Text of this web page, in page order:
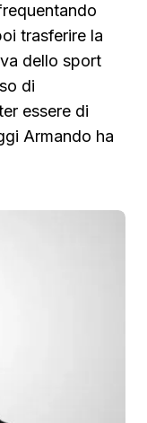
trasferire la
dello sport
di
essere di
Armando ha
come
anche il corso